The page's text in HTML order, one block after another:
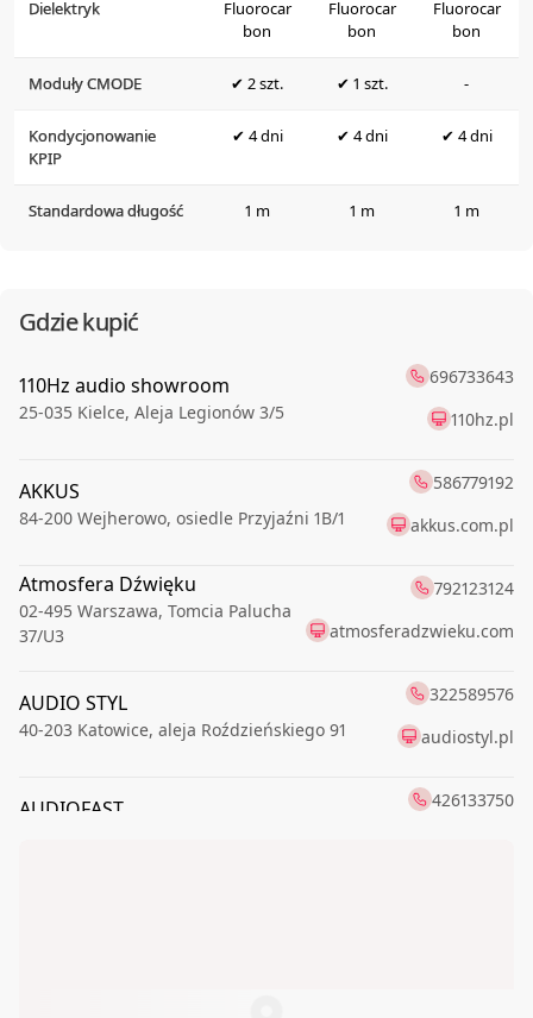
Dielektryk
Fluorocar
bon
Fluorocar
bon
Fluorocar
bon
Moduły CMODE ✔ 2 szt. ✔ 1 szt. -
Kondycjonowanie
KPIP
✔ 4 dni ✔ 4 dni ✔ 4 dni
Standardowa długość 1 m 1 m 1 m
Gdzie kupić
110Hz audio showroom
25-035 Kielce, Aleja Legionów 3/5
696733643
110hz.pl
AKKUS
84-200 Wejherowo, osiedle Przyjaźni 1B/1
586779192
akkus.com.pl
Atmosfera Dźwięku
02-495 Warszawa, Tomcia Palucha
37/U3
792123124
atmosferadzwieku.com
AUDIO STYL
40-203 Katowice, aleja Roździeńskiego 91
322589576
audiostyl.pl
AUDIOFAST
426133750